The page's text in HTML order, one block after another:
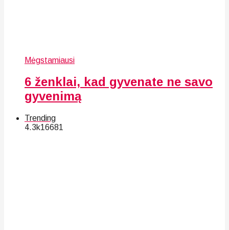
Mėgstamiausi
6 ženklai, kad gyvenate ne savo
gyvenimą
Trending
4.3k16681